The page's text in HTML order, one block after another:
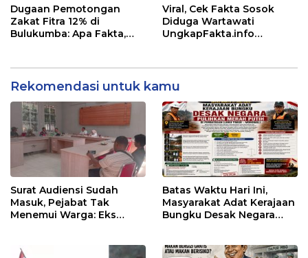
Vale, dan Jeritan Warga
Lingkar Tambang
Morowali–Luwu Timur
Dugaan Pemotongan
Zakat Fitra 12% di
Bulukumba: Apa Fakta,
BAZNAS dan Kades
Didesak Klarifikasi
Viral, Cek Fakta Sosok
Diduga Wartawati
UngkapFakta.info
Perwira Polisi Jadi
Sorotan — Publik Tunggu
Rekomendasi untuk kamu
Surat Audiensi Sudah
Masuk, Pejabat Tak
Menemui Warga: Eks
Transmigrasi Luwu Timur
Batas Waktu Hari Ini,
Masyarakat Adat Kerajaan
Bungku Desak Negara